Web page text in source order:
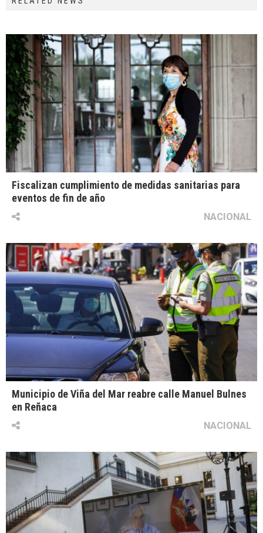
Fiscalizan cumplimiento de medidas sanitarias para
eventos de fin de año
NACIONAL
Municipio de Viña del Mar reabre calle Manuel Bulnes
en Reñaca
NACIONAL